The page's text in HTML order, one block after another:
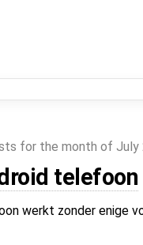
for the month of July
telefoon
werkt zonder enige